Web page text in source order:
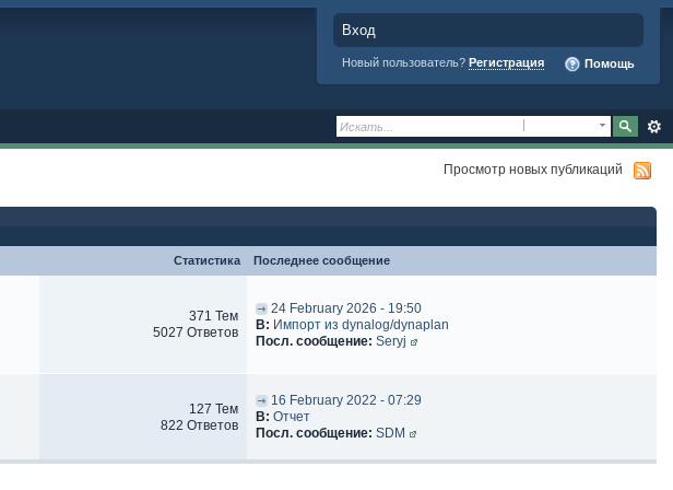
Вход
Новый пользователь? Регистрация Помощь
Просмотр новых публикаций
Статистика Последнее сообщение
371 Тем
5027 Ответов
24 February 2026 - 19:50
В: Импорт из dynalog/dynaplan
Посл. сообщение: Seryj
127 Тем
822 Ответов
16 February 2022 - 07:29
В: Отчет
Посл. сообщение: SDM